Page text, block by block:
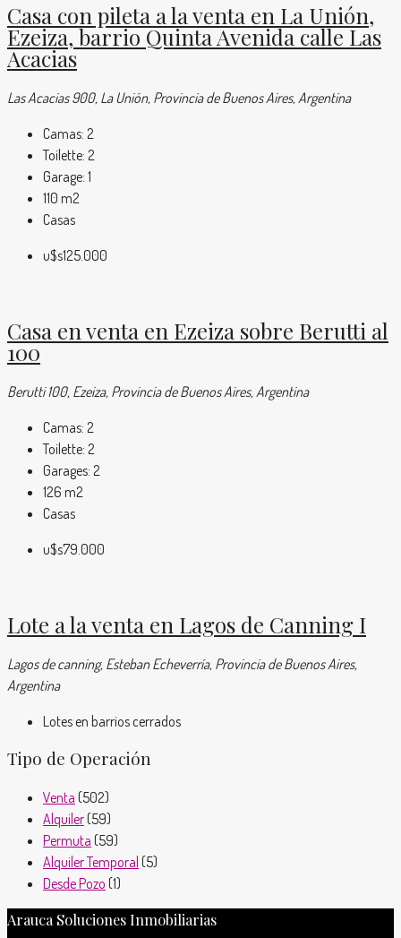
Casa con pileta a la venta en La Unión,
Ezeiza, barrio Quinta Avenida calle Las
Acacias
Las Acacias 900, La Unión, Provincia de Buenos Aires, Argentina
Camas: 2
Toilette: 2
Garage: 1
110 m2
Casas
u$s125.000
Casa en venta en Ezeiza sobre Berutti al
100
Berutti 100, Ezeiza, Provincia de Buenos Aires, Argentina
Camas: 2
Toilette: 2
Garages: 2
126 m2
Casas
u$s79.000
Lote a la venta en Lagos de Canning I
Lagos de canning, Esteban Echeverría, Provincia de Buenos Aires,
Argentina
Lotes en barrios cerrados
Tipo de Operación
Venta (502)
Alquiler(59)
Permuta (59)
Alquiler Temporal (5)
Desde Pozo (1)
Arauca Soluciones Inmobiliarias